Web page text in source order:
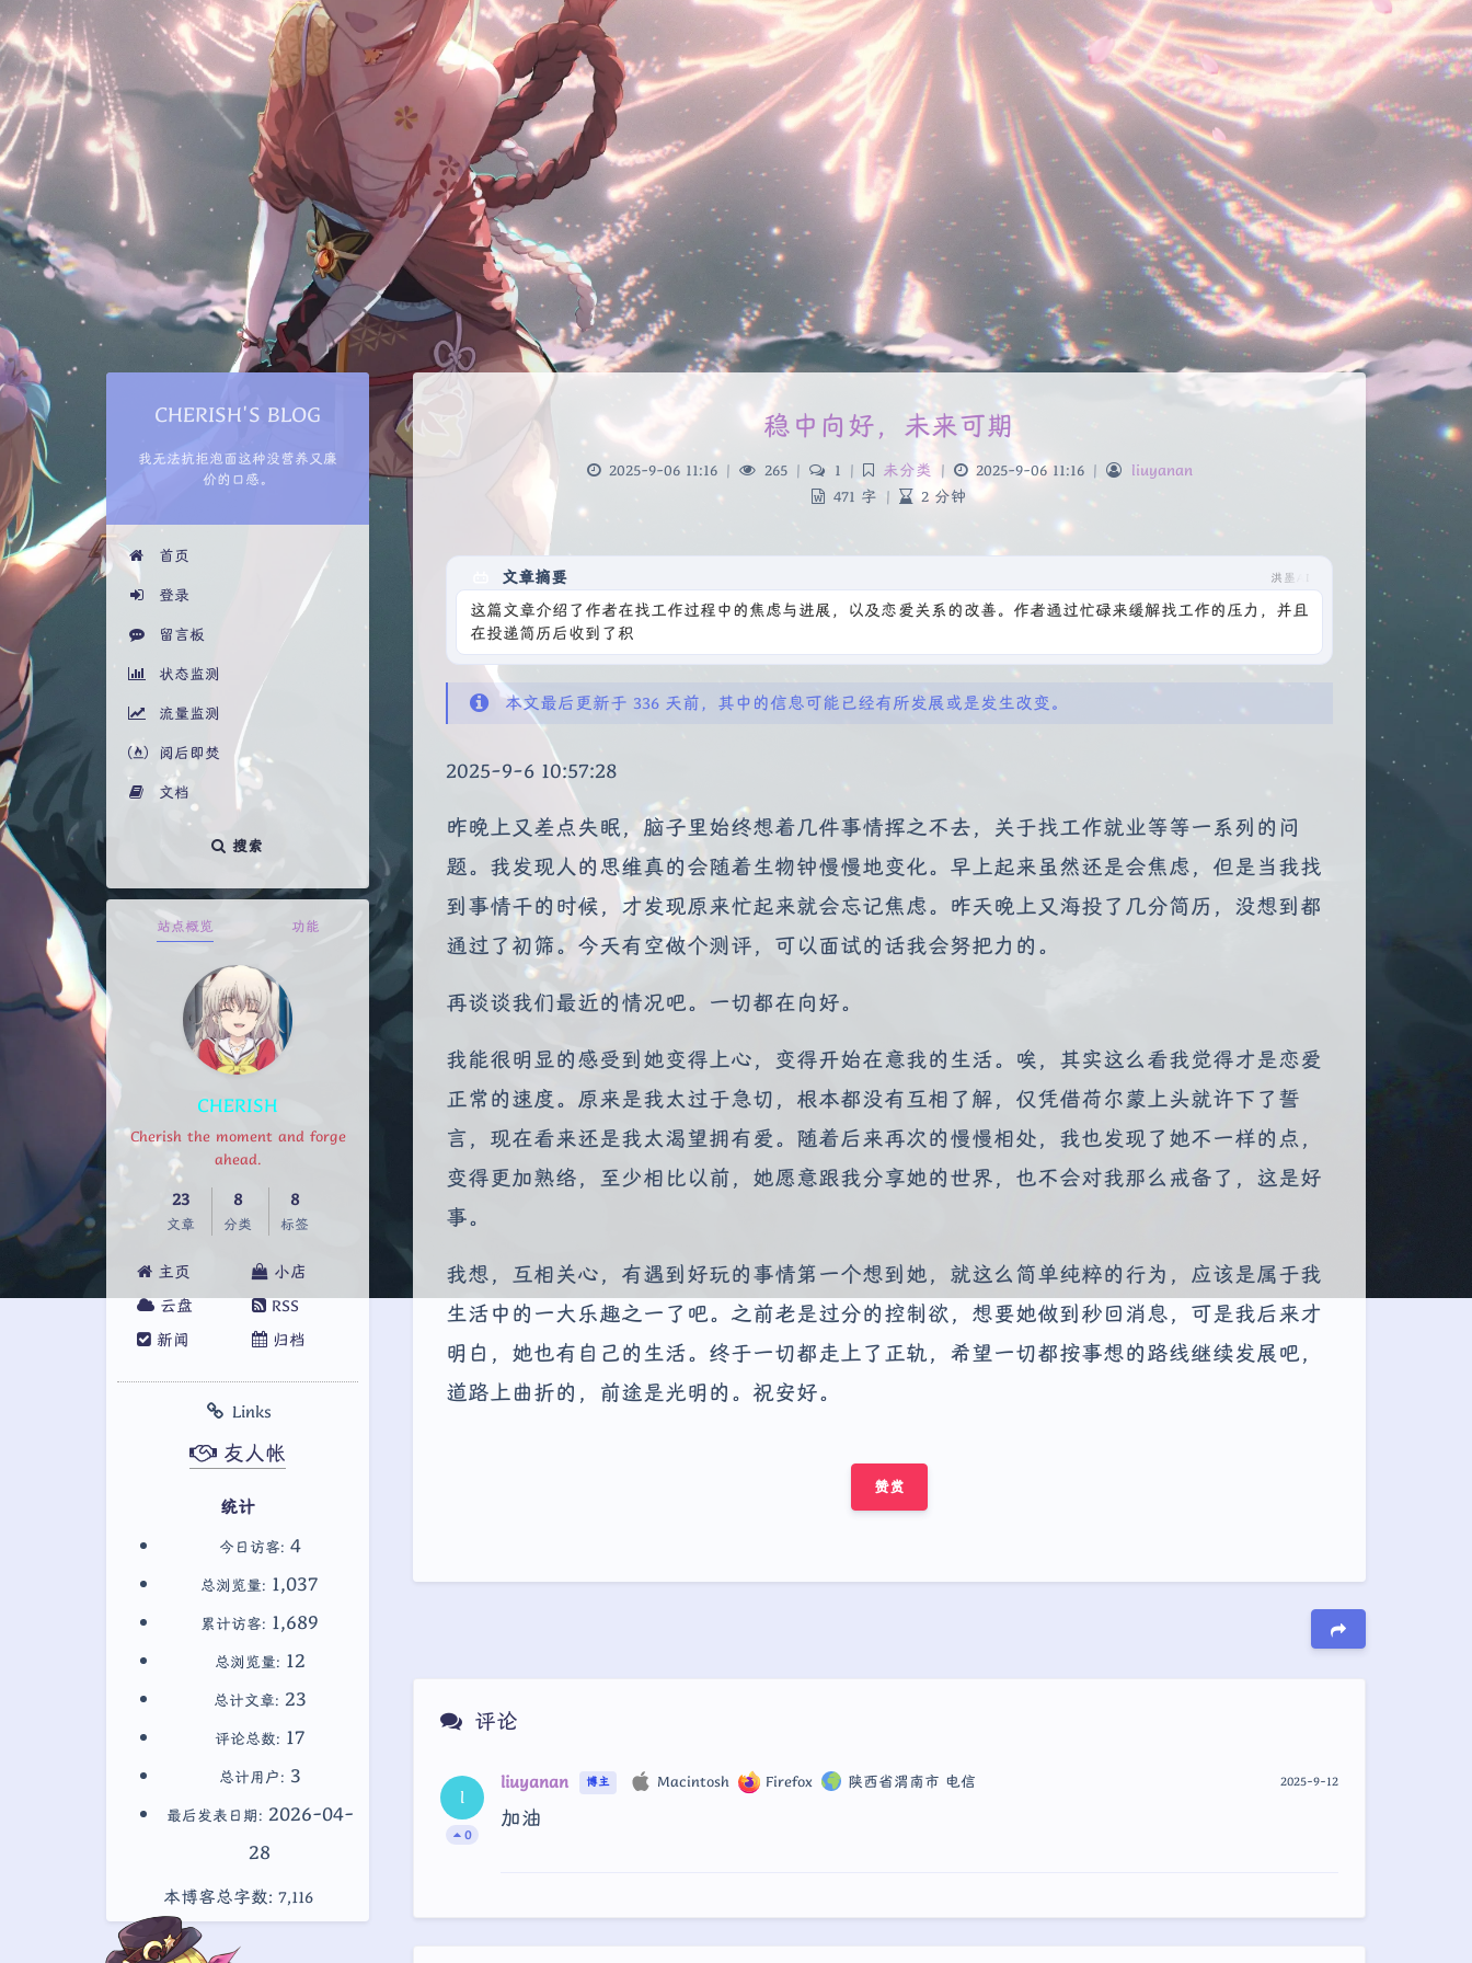
浅阴影 深阴影
CHERISH'S BLOG
我无法抗拒泡面这种没营养又廉
价的口感。
首页
登录
留言板
状态监测
流量监测
阅后即焚
文档
搜索
站点概览 功能
CHERISH
Cherish the moment and forge
ahead.
23
文章
8
分类
8
标签
主页
小店
云盘
RSS
新闻
归档
Links
友人帐
统计
今日访客: 4
总浏览量: 1,037
累计访客: 1,689
总浏览量: 12
总计文章: 23
评论总数: 17
总计用户: 3
最后发表日期: 2026-04-
28
本博客总字数: 7,116
稳中向好，未来可期
2025-9-06 11:16 | 265 | 1 | 未分类 | 2025-9-06 11:16 |
liuyanan
471 字 | 2 分钟
文章摘要 洪墨AI
这篇文章介绍了作者在找工作过程中的焦虑与进展，以及恋爱关系的改善。作者通过忙碌来缓解找工作的压力，并且
在投递简历后收到了积极反馈。同时，
本文最后更新于 336 天前，其中的信息可能已经有所发展或是发生改变。
2025-9-6 10:57:28
昨晚上又差点失眠，脑子里始终想着几件事情挥之不去，关于找工作就业等等一系列的问
题。我发现人的思维真的会随着生物钟慢慢地变化。早上起来虽然还是会焦虑，但是当我找
到事情干的时候，才发现原来忙起来就会忘记焦虑。昨天晚上又海投了几分简历，没想到都
通过了初筛。今天有空做个测评，可以面试的话我会努把力的。
再谈谈我们最近的情况吧。一切都在向好。
我能很明显的感受到她变得上心，变得开始在意我的生活。唉，其实这么看我觉得才是恋爱
正常的速度。原来是我太过于急切，根本都没有互相了解，仅凭借荷尔蒙上头就许下了誓
言，现在看来还是我太渴望拥有爱。随着后来再次的慢慢相处，我也发现了她不一样的点，
变得更加熟络，至少相比以前，她愿意跟我分享她的世界，也不会对我那么戒备了，这是好
事。
我想，互相关心，有遇到好玩的事情第一个想到她，就这么简单纯粹的行为，应该是属于我
生活中的一大乐趣之一了吧。之前老是过分的控制欲，想要她做到秒回消息，可是我后来才
明白，她也有自己的生活。终于一切都走上了正轨，希望一切都按事想的路线继续发展吧，
道路上曲折的，前途是光明的。祝安好。
赞赏
评论
l
0
liuyanan 博主 Macintosh Firefox 陕西省渭南市 电信 2025-9-12
加油